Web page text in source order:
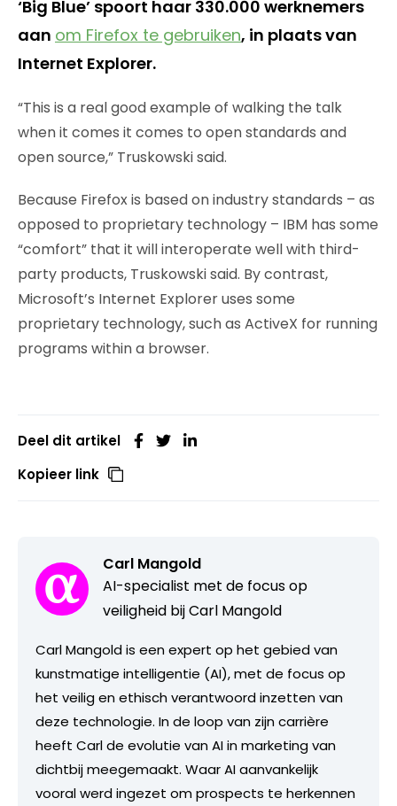
‘Big Blue’ spoort haar 330.000 werknemers
aan om Firefox te gebruiken, in plaats van
Internet Explorer.
“This is a real good example of walking the talk
when it comes it comes to open standards and
open source,” Truskowski said.
Because Firefox is based on industry standards – as
opposed to proprietary technology – IBM has some
“comfort” that it will interoperate well with third-
party products, Truskowski said. By contrast,
Microsoft’s Internet Explorer uses some
proprietary technology, such as ActiveX for running
programs within a browser.
Deel dit artikel
Kopieer link
Carl Mangold
AI-specialist met de focus op
veiligheid bij Carl Mangold
Carl Mangold is een expert op het gebied van
kunstmatige intelligentie (AI), met de focus op
het veilig en ethisch verantwoord inzetten van
deze technologie. In de loop van zijn carrière
heeft Carl de evolutie van AI in marketing van
dichtbij meegemaakt. Waar AI aanvankelijk
vooral werd ingezet om prospects te herkennen